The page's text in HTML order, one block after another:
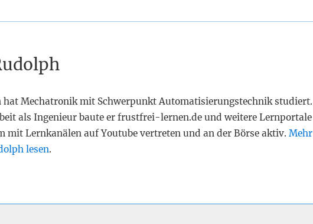
hat Mechatronik mit Schwerpunkt Automatisierungstechnik studiert.
als Ingenieur baute er frustfrei-lernen.de und weitere Lernportale
mit Lernkanälen auf Youtube vertreten und an der Börse aktiv. Mehr
lesen.